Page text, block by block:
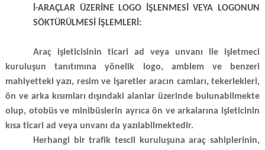
İ-ARAÇLAR ÜZERİNE LOGO İŞLENMESİ VEYA LOGONUN
SÖKTÜRÜLMESİ İŞLEMLERİ:
Araç işleticisinin ticari ad veya unvanı ile işletmeci
kuruluşun tanıtımına yönelik logo, amblem ve benzeri
mahiyetteki yazı, resim ve işaretler aracın camları, tekerlekleri,
ön ve arka kısımları dışındaki alanlar üzerinde bulunabilmekte
olup, otobüs ve minibüslerin ayrıca ön ve arkalarına işleticinin
kısa ticari ad veya unvanı da yazılabilmektedir.
Herhangi bir trafik tescil kuruluşuna araç sahiplerinin,